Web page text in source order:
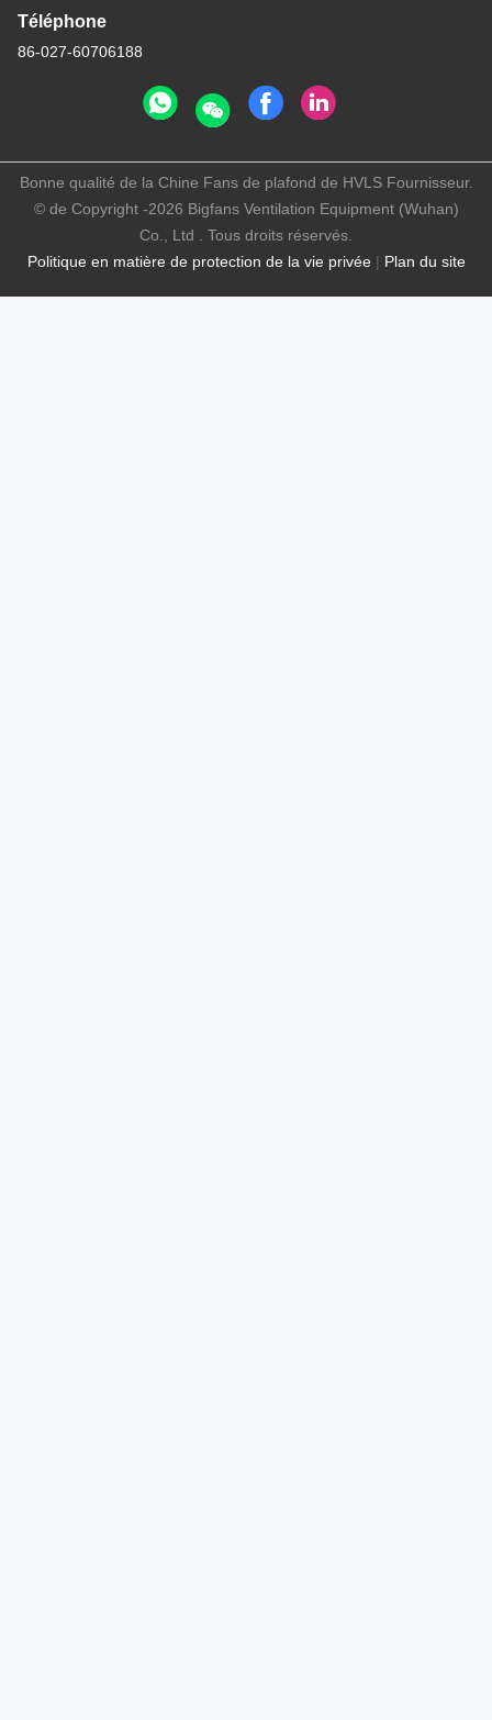
Téléphone
86-027-60706188
Politique en matière de protection de la vie privée| Plan du site
Bonne qualité de la Chine Fans de plafond de HVLS Fournisseur.
© de Copyright -2026 Bigfans Ventilation Equipment (Wuhan)
Co., Ltd . Tous droits réservés.